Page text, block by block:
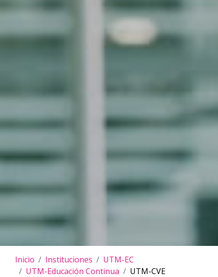
Inicio Instituciones
UTM-EC
UTM-Educación Continua
UTM-CVE